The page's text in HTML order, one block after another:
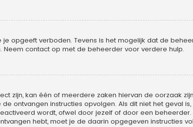
opgeeft verboden. Tevens is het mogelijk dat de
contact op met de beheerder voor verdere hulp.
zijn, kan één of meerdere zaken hiervan de oorzaak
ontvangen instructies opvolgen. Als dit niet het geval
wordt, ofwel door jezelf of door een
hebt, moet je de daarin opgegeven instructies